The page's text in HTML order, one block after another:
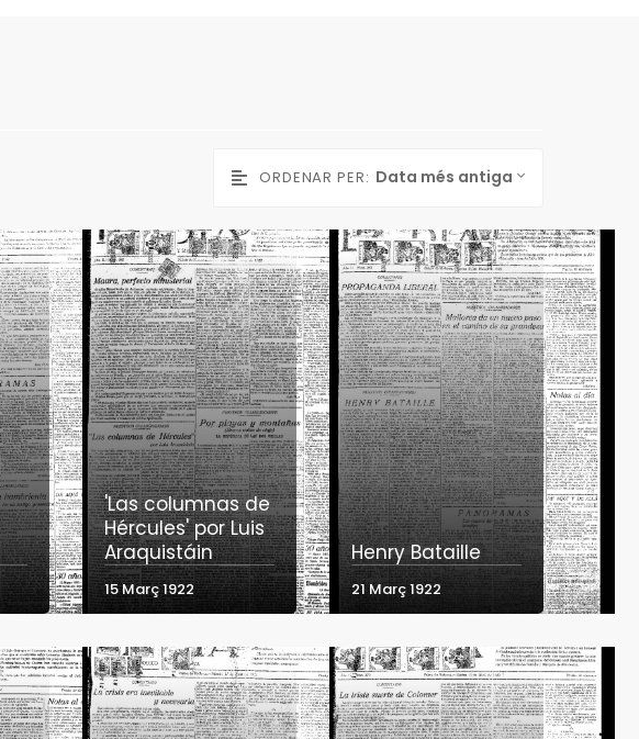
ORDENAR PER: Data més antiga
'Las columnas de
Hércules' por Luis
Araquistáin
15 Març 1922
Henry Bataille
21 Març 1922